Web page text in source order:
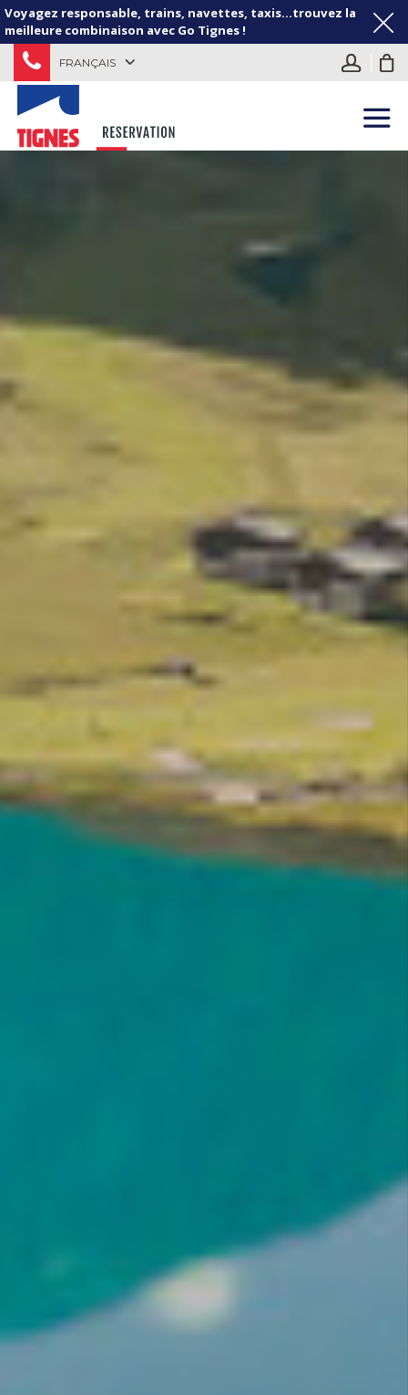
Voyagez responsable, trains, navettes, taxis...trouvez la
meilleure combinaison avec Go Tignes !
FRANÇAIS